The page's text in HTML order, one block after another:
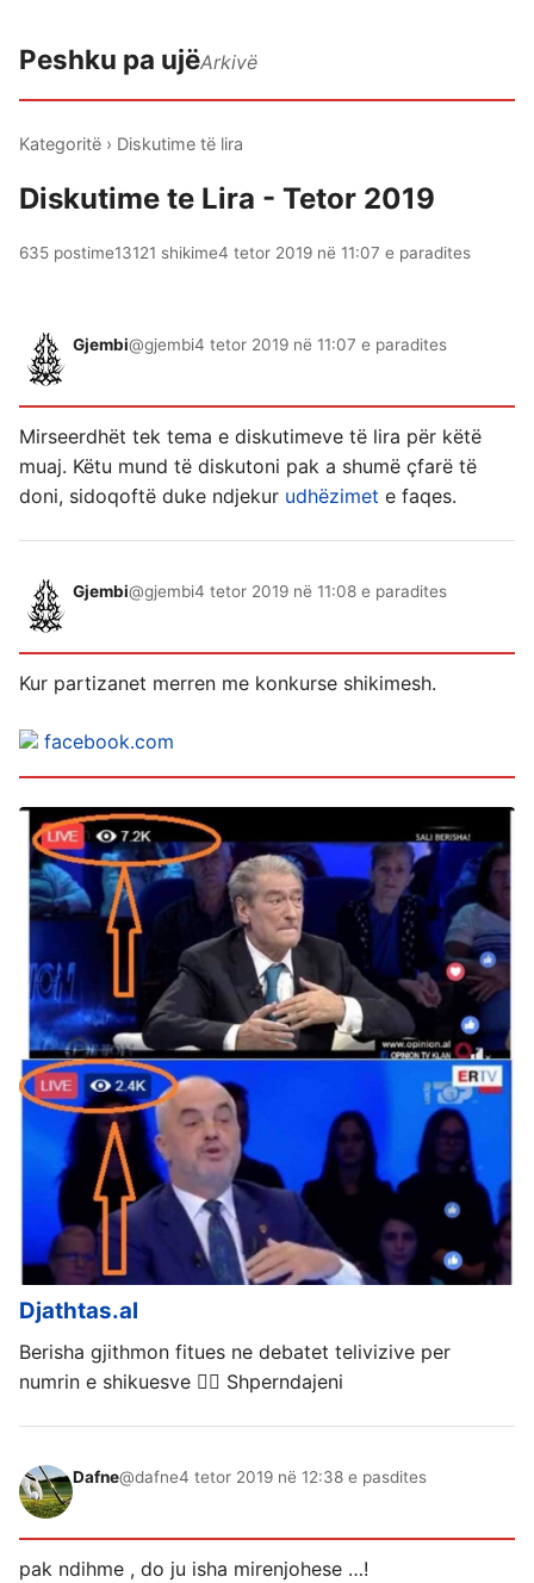
Peshku pa ujëArkivë
Kategoritë › Diskutime të lira
Diskutime te Lira - Tetor 2019
635 postime13121 shikime4 tetor 2019 në 11:07 e paradites
Gjembi@gjembi4 tetor 2019 në 11:07 e paradites
Mirseerdhët tek tema e diskutimeve të lira për këtë
muaj. Këtu mund të diskutoni pak a shumë çfarë të
doni, sidoqoftë duke ndjekur udhëzimet e faqes.
Gjembi@gjembi4 tetor 2019 në 11:08 e paradites
Kur partizanet merren me konkurse shikimesh.
facebook.com
Djathtas.al
Berisha gjithmon fitues ne debatet telivizive per
numrin e shikuesve ✌🏼 Shperndajeni
Dafne@dafne4 tetor 2019 në 12:38 e pasdites
pak ndihme , do ju isha mirenjohese …!